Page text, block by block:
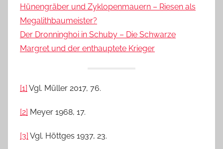
Hünengräber und Zyklopenmauern – Riesen als
Megalithbaumeister?
Der Dronninghoi in Schuby – Die Schwarze
Margret und der enthauptete Krieger
[1] Vgl. Müller 2017, 76.
[2] Meyer 1968, 17.
[3] Vgl. Höttges 1937, 23.